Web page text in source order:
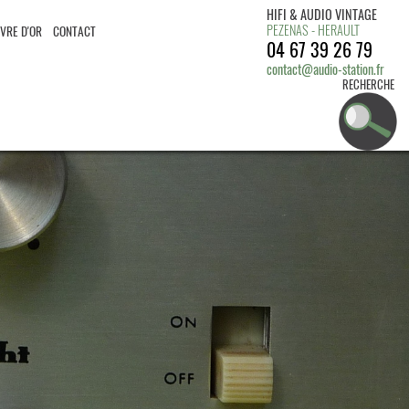
D'OR CONTACT
HIFI & AUDIO VINTAGE
PEZENAS - HERAULT
04 67 39 26 79
contact@audio-station.fr
RECHERCHE